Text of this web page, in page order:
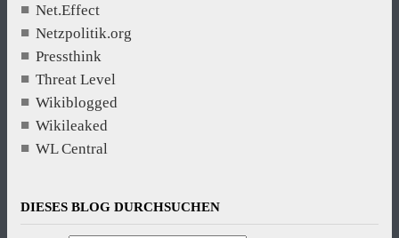
Net.Effect
Netzpolitik.org
Pressthink
Threat Level
Wikiblogged
Wikileaked
WL Central
DIESES BLOG DURCHSUCHEN